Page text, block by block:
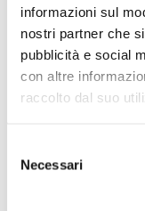
informazioni sul
nostri partner che
pubblicità e social
con altre
raccolto dal suo
delNecessari
sofferti tentativi di
quarto -, il
nell’avvicinarsi al
dell’Incompiutasono
di emozione,
concordi nel
in nessun’altra